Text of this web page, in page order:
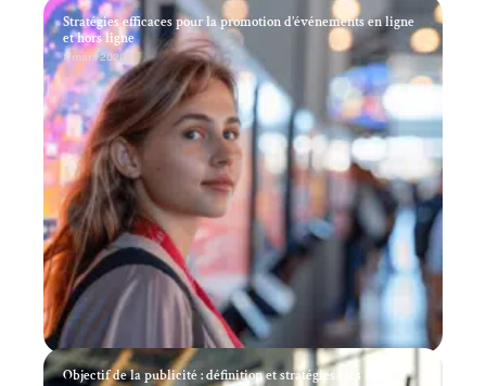
Stratégies efficaces pour la promotion d’événements en ligne
et hors ligne
11 mars 2026
Objectif de la publicité : définition et stratégies clés